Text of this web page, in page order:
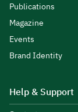
Publications
Magazine
Events
Brand Identity
Help & Support